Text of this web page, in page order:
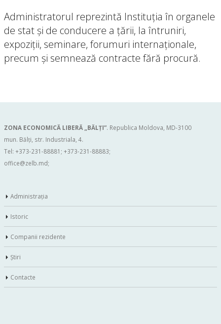
Administratorul reprezintă Instituția în organele
de stat şi de conducere a ţării, la întruniri,
expoziţii, seminare, forumuri internaţionale,
precum şi semnează contracte fără procură.
ZONA ECONOMICĂ LIBERĂ „BĂLŢI”. Republica Moldova, MD-3100
mun. Bălți, str. Industriala, 4.
Tel: +373-231-88881; +373-231-88883;
office@zelb.md;
Administraţia
Istoric
Companii rezidente
Ştiri
Contacte